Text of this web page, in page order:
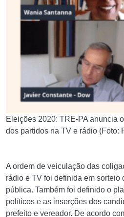
Eleições 2020: TRE-PA anuncia
dos partidos na TV e rádio (Foto:
A ordem de veiculação das
rádio e TV foi definida em sorteio
pública. Também foi definido o
políticos e as inserções dos
prefeito e vereador. De acordo